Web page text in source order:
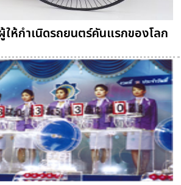
ให้กำเนิดรถยนตร์คันแรกของโลก